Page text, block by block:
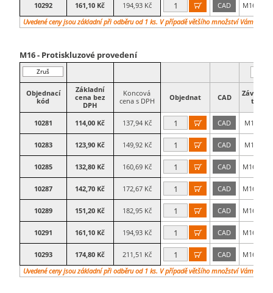
10292 161,10 Kč 194,93 Kč  CAD
M16×200
Uvedené ceny jsou základní při odběru od 1 ks. V případě většího množství Vám
M16 - Protiskluzové provedení
Zruš
filtr
Objednací
kód
Základní
cena bez
DPH
Koncová
cena s DPH
Objednat CAD
Závitová
tyč
10281 114,00 Kč 137,94 Kč  CAD M16×50
10283 123,90 Kč 149,92 Kč  CAD M16×75
10285 132,80 Kč 160,69 Kč  CAD M16×100
10287 142,70 Kč 172,67 Kč  CAD M16×125
10289 151,20 Kč 182,95 Kč  CAD M16×150
10291 161,10 Kč 194,93 Kč  CAD M16×175
10293 174,80 Kč 211,51 Kč  CAD
M16×200
Uvedené ceny jsou základní při odběru od 1 ks. V případě většího množství Vám